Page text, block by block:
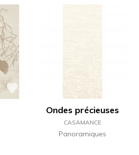
Ondes précieuses
CASAMANCE
Panoramiques